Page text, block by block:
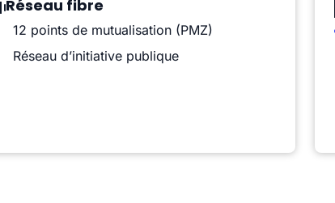
Réseau fibre
12 points de mutualisation (PMZ)
Réseau d’initiative publique